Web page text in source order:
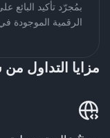
بمُجرّد تأكيد البائع
الرقمية الموجودة
مزايا